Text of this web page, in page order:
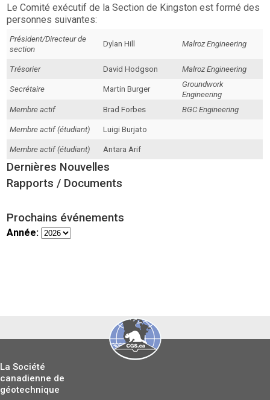
Le Comité exécutif de la Section de Kingston est formé des
personnes suivantes:
Président/Directeur de
section
Dylan Hill Malroz Engineering
Trésorier David Hodgson Malroz Engineering
Secrétaire Martin Burger
Groundwork
Engineering
Membre actif
Brad Forbes BGC Engineering
Membre actif (étudiant) Luigi Burjato
Membre actif (étudiant) Antara Arif
Dernières Nouvelles
Rapports / Documents
Prochains événements
Année:
La Société
canadienne de
géotechnique